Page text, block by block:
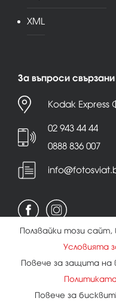
XML
За въпроси
Kodak
02 943 44 44
0888 836 007
Всички
Ползвайки този сайт,
Условията
Повече за защита на
Повече за